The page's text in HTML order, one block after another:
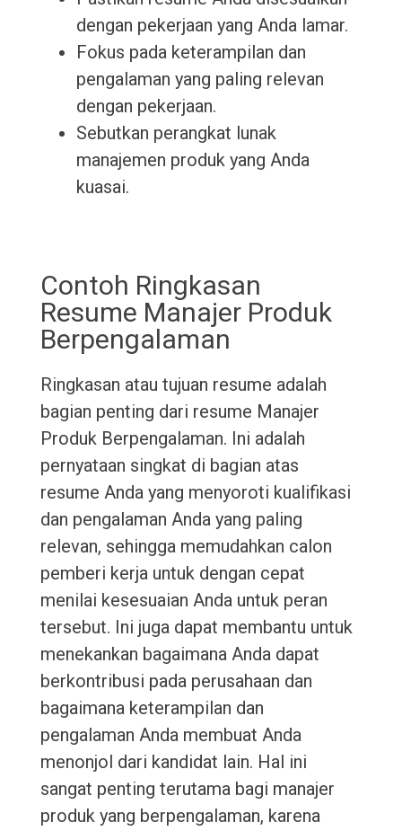
dengan pekerjaan yang Anda lamar.
Fokus pada keterampilan dan
pengalaman yang paling relevan
dengan pekerjaan.
Sebutkan perangkat lunak
manajemen produk yang Anda
kuasai.
Contoh Ringkasan
Resume Manajer Produk
Berpengalaman
Ringkasan atau tujuan resume adalah
bagian penting dari resume Manajer
Produk Berpengalaman. Ini adalah
pernyataan singkat di bagian atas
resume Anda yang menyoroti kualifikasi
dan pengalaman Anda yang paling
relevan, sehingga memudahkan calon
pemberi kerja untuk dengan cepat
menilai kesesuaian Anda untuk peran
tersebut. Ini juga dapat membantu untuk
menekankan bagaimana Anda dapat
berkontribusi pada perusahaan dan
bagaimana keterampilan dan
pengalaman Anda membuat Anda
menonjol dari kandidat lain. Hal ini
sangat penting terutama bagi manajer
produk yang berpengalaman, karena